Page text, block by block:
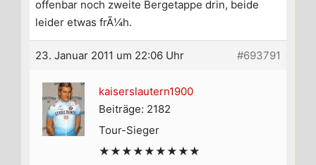
offenbar noch zweite Bergetappe drin, beide
leider etwas frÃ¼h.
23. Januar 2011 um 22:06 Uhr #693791
kaiserslautern1900
Beiträge: 2182
Tour-Sieger
★★★★★★★★★